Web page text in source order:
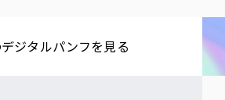
ジタルパンフを​見る​